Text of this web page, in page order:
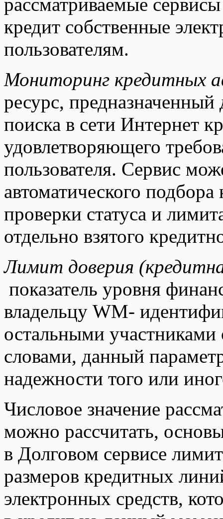
кредит собственные
пользователям.
Мониторинг кредитных
ресурс,
поиска в сети Интернет
удовлетворяющего
пользователя. Сервис
автоматического
проверки статуса и
отдельно взятого
Лимит доверия
показатель уровня
владельцу WM-
остальными
словами, данный
надежности того или
Числовое значение
можно рассчитать,
в Долговом сервисе
размеров кредитных
электронных средств,